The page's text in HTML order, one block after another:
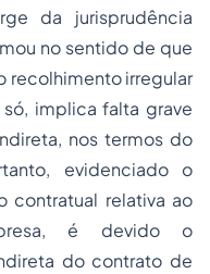
da jurisprudência
no sentido de que
recolhimento irregular
implica falta grave
nos termos do
evidenciado o
contratual relativa ao
é devido o
do contrato de